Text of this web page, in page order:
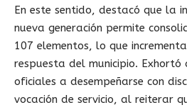
En este sentido, destacó que la
nueva generación permite
107 elementos, lo que
respuesta del municipio.
oficiales a desempeñarse con
vocación de servicio, al reiterar